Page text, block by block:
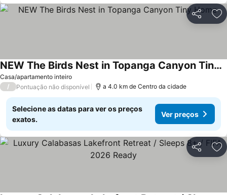
Partilhar
Casa/apartamento inteiro
NEW The Birds Nest in Topanga Canyon Tiny Home
Ver preços
/ Pontuação não disponível a 4.0 km de Centro da cidade
Selecione as datas para ver os preços
exatos.
Ver preços
Partilhar